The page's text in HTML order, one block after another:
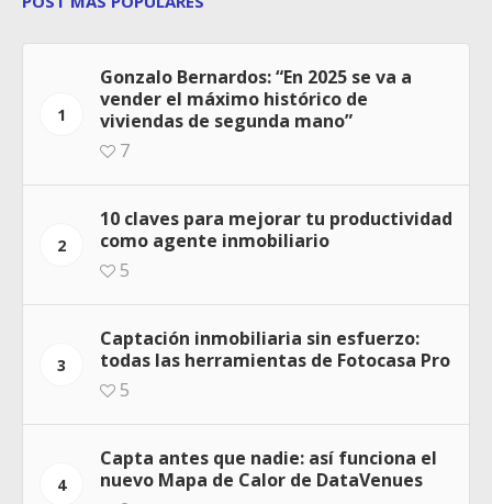
1
Gonzalo Bernardos: “En 2025 se va a
vender el máximo histórico de
viviendas de segunda mano”
7
2
10 claves para mejorar tu productividad
como agente inmobiliario
5
3
Captación inmobiliaria sin esfuerzo:
todas las herramientas de Fotocasa Pro
5
4
Capta antes que nadie: así funciona el
nuevo Mapa de Calor de DataVenues